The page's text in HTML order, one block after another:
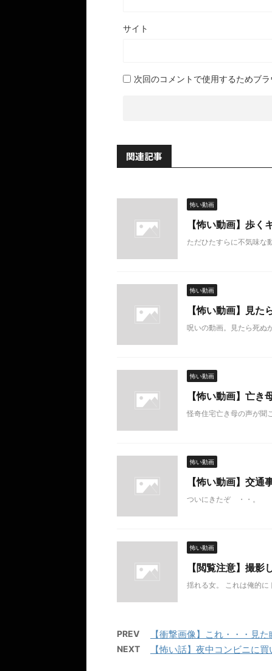
サイト
次回のコメントで使用するためブ
関連記事
怖い動画
【怖い動画】歩く
ただひたすらに不気味な
怖い動画
【怖い動画】見
呪いの動画。見たら死ぬ
怖い動画
【怖い動画】亡き
怪奇住宅亡き母の声が聞
怖い動画
【怖い動画】交
ついにきたぞ ・・。
怖い動画
【閲覧注意】撮影
揺れる女。 これは俺的に
PREV 【衝撃画像】これ・・・見
NEXT 【怖い話】夜中コンビニに